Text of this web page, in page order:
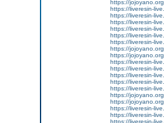
https://
https://liveresin-
https://liveresin-
https://liveresin-
https://liveresin-
https://liveresin-
https://liveresin-
https://
https://
https://liveresin-
https://liveresin-
https://liveresin-
https://liveresin-
https://liveresin-
https://
https://
https://liveresin-
https://liveresin-
https://liveresin-